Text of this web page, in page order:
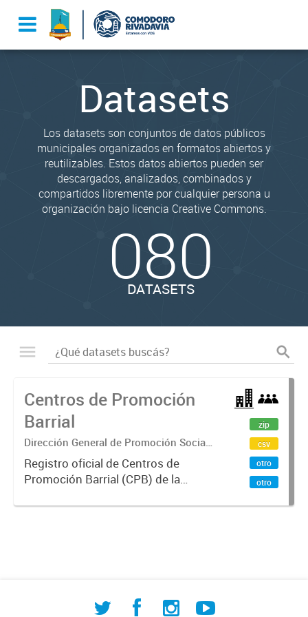
Datasets
Los datasets son conjuntos de datos públicos
municipales organizados en formatos abiertos y
reutilizables. Estos datos abiertos pueden ser
descargados, analizados, combinados y
compartidos libremente por cualquier persona u
organización bajo licencia Creative Commons.
080
DATASETS
Centros de Promoción
Barrial
Dirección General de Promoción Social
y Comunitaria
Registro oficial de Centros de
Promoción Barrial (CPB) de la
Familia que desarrollan políticas
zip
csv
otro
otro